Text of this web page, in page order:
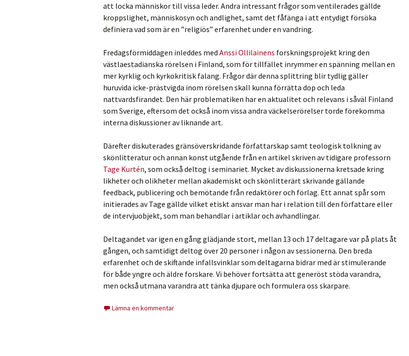
att locka människor till vissa leder. Andra intressant frågor som ventilerades gällde
kroppslighet, människosyn och andlighet, samt det fåfänga i att entydigt försöka
definiera vad som är en ”religiös” erfarenhet under en vandring.
Fredagsförmiddagen inleddes med Anssi Ollilainens forskningsprojekt kring den
västlaestadianska rörelsen i Finland, som för tillfället inrymmer en spänning mellan en
mer kyrklig och kyrkokritisk falang. Frågor där denna splittring blir tydlig gäller
huruvida icke-prästvigda inom rörelsen skall kunna förrätta dop och leda
nattvardsfirandet. Den här problematiken har en aktualitet och relevans i såväl Finland
som Sverige, eftersom det också inom vissa andra väckelserörelser torde förekomma
interna diskussioner av liknande art.
Därefter diskuterades gränsöverskridande författarskap samt teologisk tolkning av
skönlitteratur och annan konst utgående från en artikel skriven av tidigare professorn
Tage Kurtén, som också deltog i seminariet. Mycket av diskussionerna kretsade kring
likheter och olikheter mellan akademiskt och skönlitterärt skrivande gällande
feedback, publicering och bemötande från redaktörer och förlag. Ett annat spår som
initierades av Tage gällde vilket etiskt ansvar man har i relation till den författare eller
de intervjuobjekt, som man behandlar i artiklar och avhandlingar.
Deltagandet var igen en gång glädjande stort, mellan 13 och 17 deltagare var på plats åt
gången, och samtidigt deltog över 20 personer i någon av sessionerna. Den breda
erfarenhet och de skiftande infallsvinklar som deltagarna bidrar med är stimulerande
för både yngre och äldre forskare. Vi behöver fortsätta att generöst stöda varandra,
men också utmana varandra att tänka djupare och formulera oss skarpare.
Lämna en kommentar